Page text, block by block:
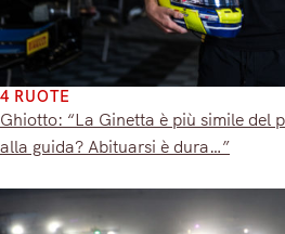
4 RUOTE
Ghiotto: “La Ginetta è più simile del
alla guida? Abituarsi è dura…”